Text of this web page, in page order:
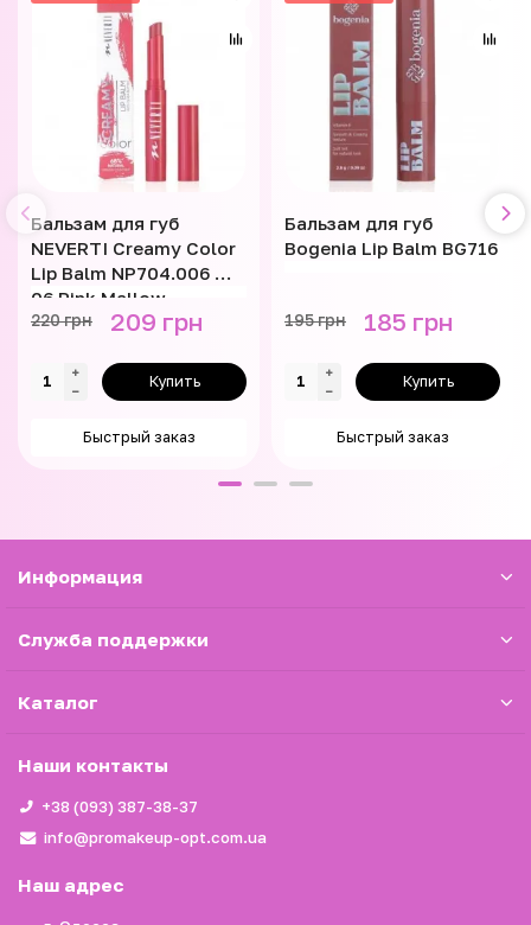
Бальзам для губ
NEVERTI Creamy Color
Lip Balm NP704.006 №
06 Pink Mallow
220 грн 209 грн
Купить
Быстрый заказ
Бальзам для губ
Bogenia Lip Balm BG716
195 грн 185 грн
Купить
Быстрый заказ
Информация
Служба поддержки
Каталог
Наши контакты
+38 (093) 387-38-37
info@promakeup-opt.com.ua
Наш адрес